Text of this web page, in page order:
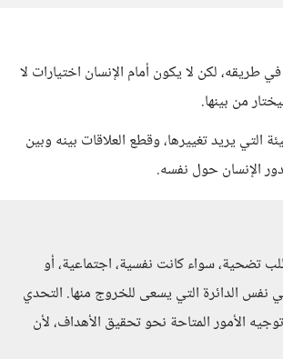
لكن لا يكون أمام الإنسان اختيارات لا
من بينها.
التي يريد تغييرها، وقطع العلاقات بينه وبين
الإنسان حول نفسه.
تضحية، سواء كانت نفسية، اجتماعية، أو
نفس الدائرة التي يسعى للخروج منها. التحدي
الأمور المتاحة نحو تحقيق الأهداف، لأن